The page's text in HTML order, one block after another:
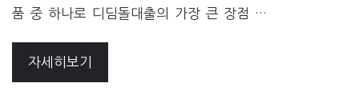
품 중 하나로 디딤돌대출의 가장 큰 장점 …
자세히보기